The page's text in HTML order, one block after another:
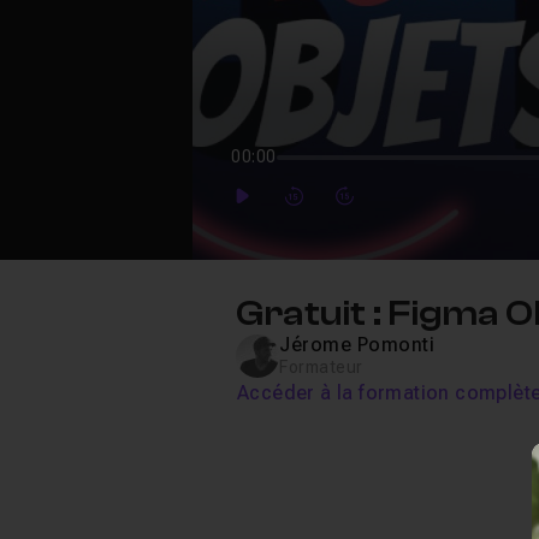
00:00
PlayForwardForward
Gratuit : Figma
Jérome Pomonti
Accéder à la formation